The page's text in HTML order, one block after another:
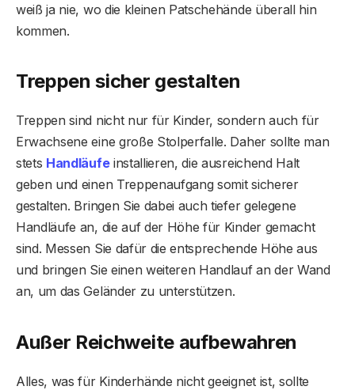
weiß ja nie, wo die kleinen Patschehände überall hin
kommen.
Treppen sicher gestalten
Treppen sind nicht nur für Kinder, sondern auch für
Erwachsene eine große Stolperfalle. Daher sollte man
stets Handläufeinstallieren, die ausreichend Halt
geben und einen Treppenaufgang somit sicherer
gestalten. Bringen Sie dabei auch tiefer gelegene
Handläufe an, die auf der Höhe für Kinder gemacht
sind. Messen Sie dafür die entsprechende Höhe aus
und bringen Sie einen weiteren Handlauf an der Wand
an, um das Geländer zu unterstützen.
Außer Reichweite aufbewahren
Alles, was für Kinderhände nicht geeignet ist, sollte